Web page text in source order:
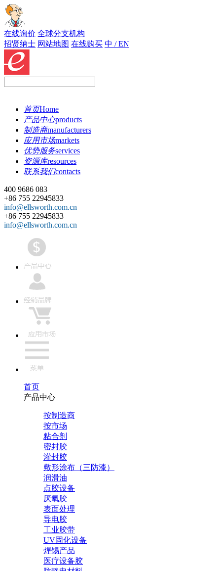
在线询价 全球分支机构
招贤纳士 网站地图 在线购买 中 / EN
首页Home
产品中心products
制造商manufacturers
应用市场markets
优势服务services
资源库resources
联系我们contacts
400 9686 083
+86 755 22945833
info@ellsworth.com.cn
+86 755 22945833
info@ellsworth.com.cn
首页
产品中心
按制造商
按市场
粘合剂
密封胶
灌封胶
敷形涂布（三防漆）
润滑油
点胶设备
厌氧胶
表面处理
导电胶
工业胶带
UV固化设备
焊锡产品
医疗设备胶